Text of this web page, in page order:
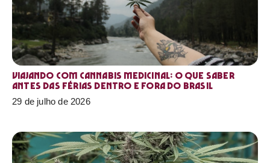
Viajando com cannabis medicinal: o que saber
antes das férias dentro e fora do Brasil
29 de julho de 2026